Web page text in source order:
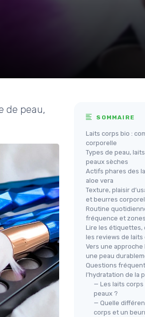
de peau,
SOMMAIRE
Laits corps bio :
corporelle
Types de peau,
peaux sèches
Actifs phares des
aloe vera
Texture, plaisir
et beurres
Routine
fréquence et
Lire les
les reviews de laits
Vers une
une peau
Questions
l’hydratation de la
— Les laits
peaux ?
— Quelle
corps et un